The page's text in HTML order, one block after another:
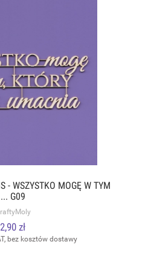
- WSZYSTKO MOGĘ W TYM
... G09
2,90 zł
bez kosztów dostawy